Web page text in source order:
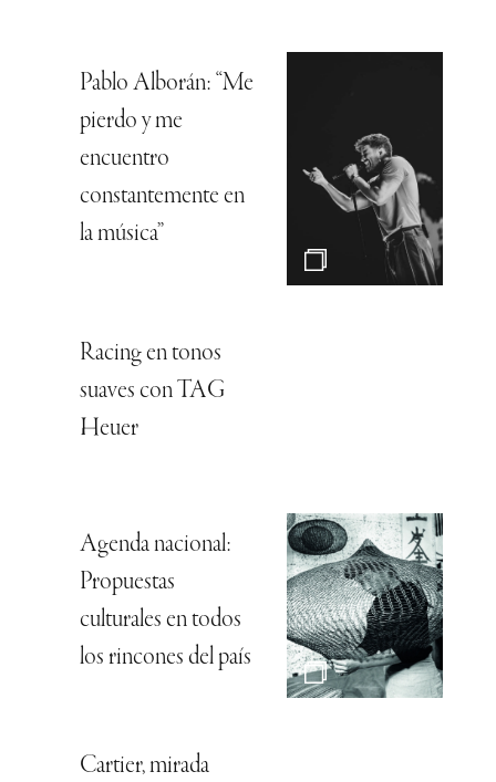
Pablo Alborán: “Me
pierdo y me
encuentro
constantemente en
la música”
Racing en tonos
suaves con TAG
Heuer
Agenda nacional:
Propuestas
culturales en todos
los rincones del país
Cartier, mirada